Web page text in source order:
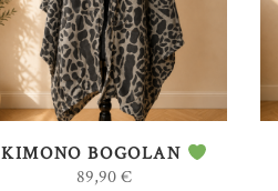
PANIER
KIMONO BOGOLAN
89,90€